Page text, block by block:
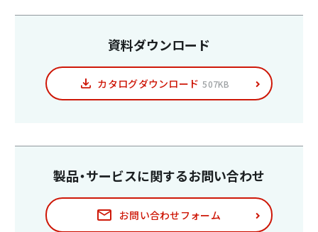
資料ダウンロード
カタログダウンロード 507KB
製品・サービスに関するお問い合わせ
お問い合わせフォーム